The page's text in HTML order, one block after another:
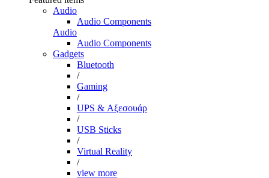
Audio
Audio Components
Audio
Audio Components
Gadgets
Bluetooth
/
Gaming
/
UPS & Αξεσουάρ
/
USB Sticks
/
Virtual Reality
/
view more